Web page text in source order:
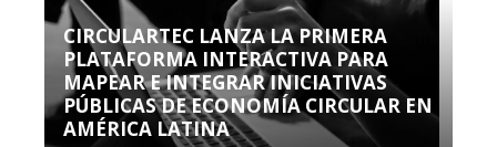
CIRCULARTEC LANZA LA PRIMERA
PLATAFORMA INTERACTIVA PARA
MAPEAR E INTEGRAR INICIATIVAS
PÚBLICAS DE ECONOMÍA CIRCULAR EN
AMÉRICA LATINA